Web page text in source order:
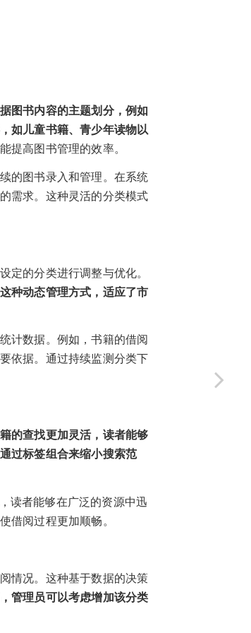
图书内容的主题划分，例如
如儿童书籍、青少年读物以
提高图书管理的效率。
的图书录入和管理。在系统
需求。这种灵活的分类模式
的分类进行调整与优化。
种动态管理方式，适应了市
计数据。例如，书籍的借阅
依据。通过持续监测分类下
的查找更加灵活，读者能够
过标签组合来缩小搜索范
读者能够在广泛的资源中迅
借阅过程更加顺畅。
情况。这种基于数据的决策
管理员可以考虑增加该分类